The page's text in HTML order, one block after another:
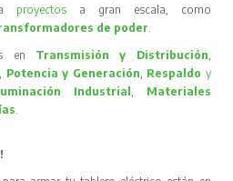
proyectos
a gran escala, como
de poder.
en Transmisión y Distribución,
, Potencia y Generación, Respaldo y
Industrial , Materiales
.